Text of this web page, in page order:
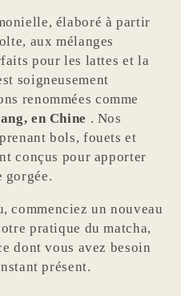
élaboré à partir
aux mélanges
pour les lattes et la
soigneusement
renommées comme
en Chine . Nos
bols, fouets et
conçus pour apporter
gorgée.
commenciez un nouveau
pratique du matcha,
dont vous avez besoin
présent.